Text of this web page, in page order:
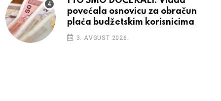
povećala osnovicu za obračun
plaća budžetskim korisnicima
3. AVGUST 2026.